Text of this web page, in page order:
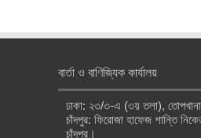
বার্তা ও বাণিজ্যিক কার্যালয়
ঢাকা: ২৩/৩-এ (৩য় তলা),
চাঁদপুর: ফিরোজা হাফেজ শান্তি
চাঁদপুর।